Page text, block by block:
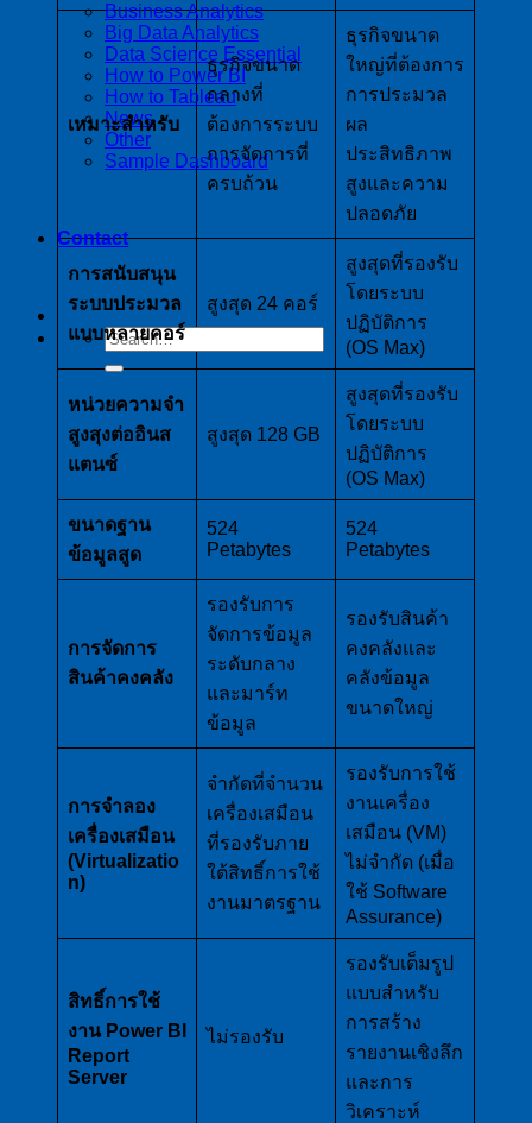
Business Analytics
Big Data Analytics
Data Science Essential
How to Power BI
How to Tableau
News
Other
Sample Dashboard
Contact
เหมาะสำหรับ
ธุรกิจขนาด
กลางที่
ต้องการระบบ
การจัดการที่
ครบถ้วน
ธุรกิจขนาด
ใหญ่ที่ต้องการ
การประมวล
ผล
ประสิทธิภาพ
สูงและความ
ปลอดภัย
การสนับสนุน
ระบบประมวล
แบบหลายคอร์
สูงสุด 24 คอร์
สูงสุดที่รองรับ
โดยระบบ
ปฏิบัติการ
(OS Max)
หน่วยความจำ
สูงสุงต่ออินส
แตนซ์
สูงสุด 128 GB
สูงสุดที่รองรับ
โดยระบบ
ปฏิบัติการ
(OS Max)
ขนาดฐาน
ข้อมูลสูด
524
Petabytes
524
Petabytes
การจัดการ
สินค้าคงคลัง
รองรับการ
จัดการข้อมูล
ระดับกลาง
และมาร์ท
ข้อมูล
รองรับสินค้า
คงคลังและ
คลังข้อมูล
ขนาดใหญ่
การจำลอง
เครื่องเสมือน
(Virtualizatio
n)
จำกัดที่จำนวน
เครื่องเสมือน
ที่รองรับภาย
ใต้สิทธิ์การใช้
งานมาตรฐาน
รองรับการใช้
งานเครื่อง
เสมือน (VM)
ไม่จำกัด (เมื่อ
ใช้ Software
Assurance)
สิทธิ์การใช้
งาน Power BI
Report
Server
ไม่รองรับ
รองรับเต็มรูป
แบบสำหรับ
การสร้าง
รายงานเชิงลึก
และการ
วิเคราะห์